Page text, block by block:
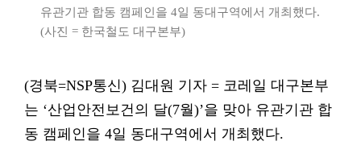
유관기관 합동 캠페인을 4일 동대구역에서 개최했다.
(사진 = 한국철도 대구본부)
(경북=NSP통신) 김대원 기자 = 코레일 대구본부
는 ‘산업안전보건의 달(7월)’을 맞아 유관기관 합
동 캠페인을 4일 동대구역에서 개최했다.